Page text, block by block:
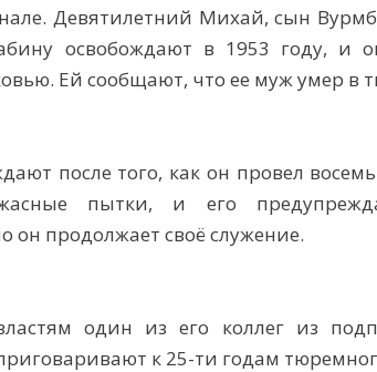
Девятилетний Михай, сын
освобождают в 1953 году, и
Ей сообщают, что ее муж умер в
после того, как он провел
пытки, и его
он продолжает своё служение.
один из его коллег из
к 25-ти годам